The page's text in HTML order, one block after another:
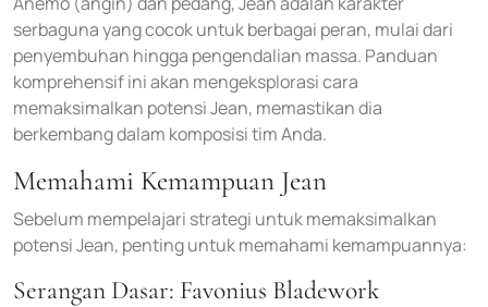
serbaguna yang cocok untuk berbagai peran, mulai dari
penyembuhan hingga pengendalian massa. Panduan
komprehensif ini akan mengeksplorasi cara
memaksimalkan potensi Jean, memastikan dia
berkembang dalam komposisi tim Anda.
Memahami Kemampuan Jean
Sebelum mempelajari strategi untuk memaksimalkan
potensi Jean, penting untuk memahami kemampuannya:
Serangan Dasar: Favonius Bladework